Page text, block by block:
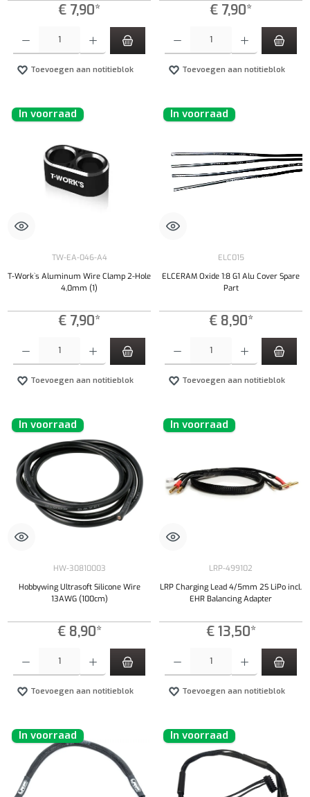
€ 7,90*
Toevoegen aan notitieblok
€ 7,90*
Toevoegen aan notitieblok
In voorraad
TW-EA-046-A4
T-Work`s Aluminum Wire Clamp 2-Hole
4,0mm (1)
€ 7,90*
Toevoegen aan notitieblok
In voorraad
ELC015
ELCERAM Oxide 1:8 G1 Alu Cover Spare
Part
€ 8,90*
Toevoegen aan notitieblok
In voorraad
HW-30810003
Hobbywing Ultrasoft Silicone Wire
13AWG (100cm)
€ 8,90*
Toevoegen aan notitieblok
In voorraad
LRP-499102
LRP Charging Lead 4/5mm 2S LiPo incl.
EHR Balancing Adapter
€ 13,50*
Toevoegen aan notitieblok
In voorraad In voorraad